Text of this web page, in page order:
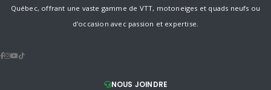
Québec, offrant une vaste gamme de VTT, motoneiges et quads neufs ou
d'occasion avec passion et expertise.
NOUS JOINDRE